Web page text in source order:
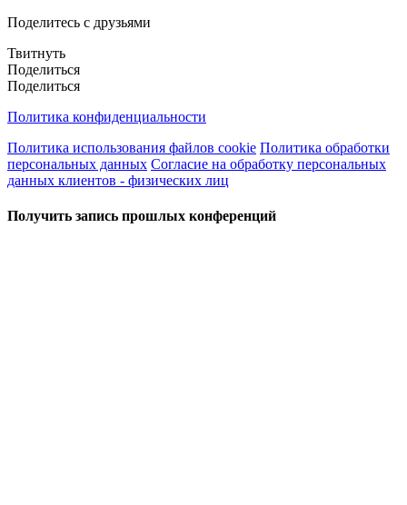
Поделитесь с друзьями
Твитнуть
Поделиться
Поделиться
Политика конфиденциальности
Политика использования файлов cookie Политика обработки
персональных данных Согласие на обработку персональных
данных клиентов - физических лиц
Получить запись прошлых конференций